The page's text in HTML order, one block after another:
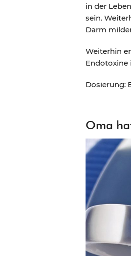
in der
sein.
Darm
Weiterhin
Endotoxine
Dosierung:
Oma